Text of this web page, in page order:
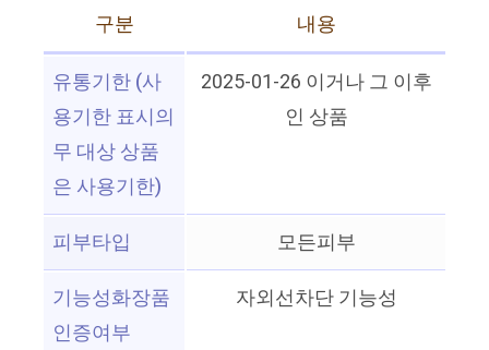
구분
내용
유통기한 (사
용기한 표시의
무 대상 상품
은 사용기한)
2025-01-26 이거나 그 이후
인 상품
피부타입
모든피부
기능성화장품
인증여부
자외선차단 기능성